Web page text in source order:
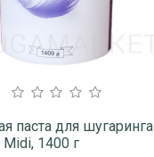
паста для шугаринга
Midi, 1400 г